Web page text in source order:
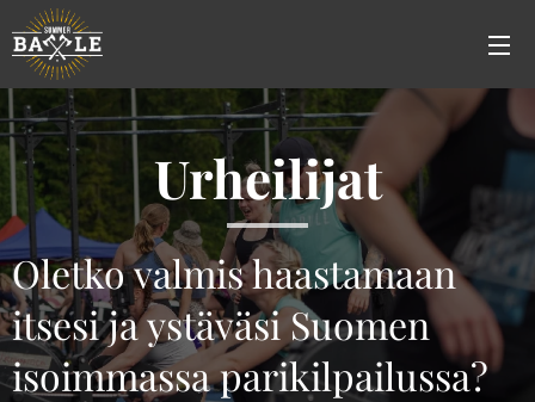
Urheilijat
Oletko valmis haastamaan
itsesi ja ystäväsi Suomen
isoimmassa parikilpailussa?